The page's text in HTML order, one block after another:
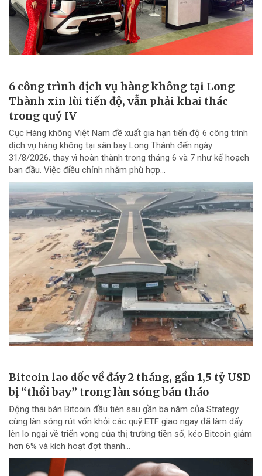
6 công trình dịch vụ hàng không tại Long
Thành xin lùi tiến độ, vẫn phải khai thác
trong quý IV
Cục Hàng không Việt Nam đề xuất gia hạn tiến độ 6 công trình
dịch vụ hàng không tại sân bay Long Thành đến ngày
31/8/2026, thay vì hoàn thành trong tháng 6 và 7 như kế hoạch
ban đầu. Việc điều chỉnh nhằm phù hợp...
Bitcoin lao dốc về đáy 2 tháng, gần 1,5 tỷ USD
bị “thổi bay” trong làn sóng bán tháo
Động thái bán Bitcoin đầu tiên sau gần ba năm của Strategy
cùng làn sóng rút vốn khỏi các quỹ ETF giao ngay đã làm dấy
lên lo ngại về triển vọng của thị trường tiền số, kéo Bitcoin giảm
hơn 6% và kích hoạt đợt thanh...